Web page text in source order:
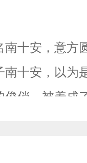
十安，意方
十安，以为
俏，被养成